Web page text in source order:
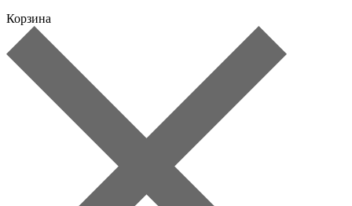
Корзина